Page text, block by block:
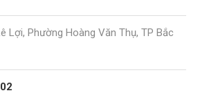
Lợi, Phường Hoàng Văn Thụ, TP Bắc